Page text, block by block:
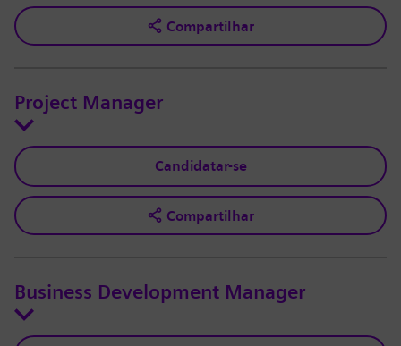
Compartilhar
Project Manager
Candidatar-se
Compartilhar
Business Development Manager